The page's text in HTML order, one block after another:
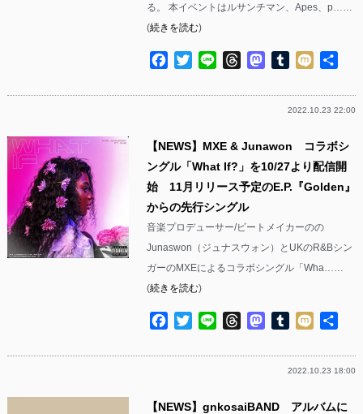
る。 本イベントはルサンチマン、Apes、p……
(続きを読む)
Facebook
TwitterLine ThreadsMastodon
Tumblr
Mixi
2022.10.23 22:00
【NEWS】MXE & Junawon コラボシ
ングル「What If?」を10/27より配信開
始 11月リリース予定のE.P.『Golden』
からの先行シングル
音楽プロデューサー/ビートメイカーのの
Junaswon（ジュナスウォン）とUKのR&Bシン
ガーのMXEによるコラボシングル「Wha……
(続きを読む)
Facebook
TwitterLine ThreadsMastodon
Tumblr
Mixi
2022.10.23 18:00
【NEWS】gnkosaiBAND アルバムに